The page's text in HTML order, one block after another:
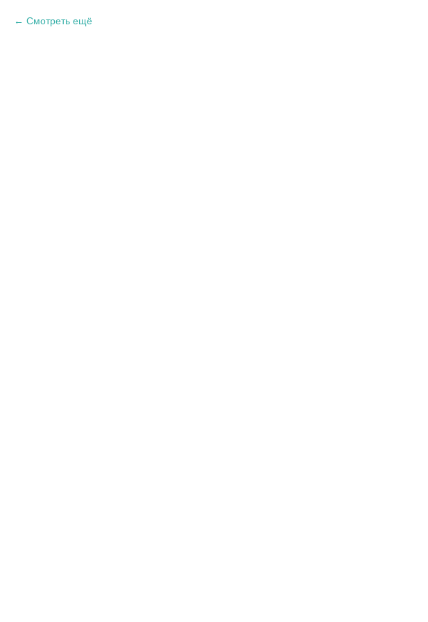
Смотреть ещё